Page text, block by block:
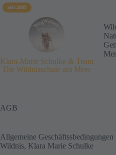
seit 2005
Klara-Marie Schulke & Team
Die Wildnisschule am Meer
AGB
Allgemeine
Wildnis, Klara Marie Schulke